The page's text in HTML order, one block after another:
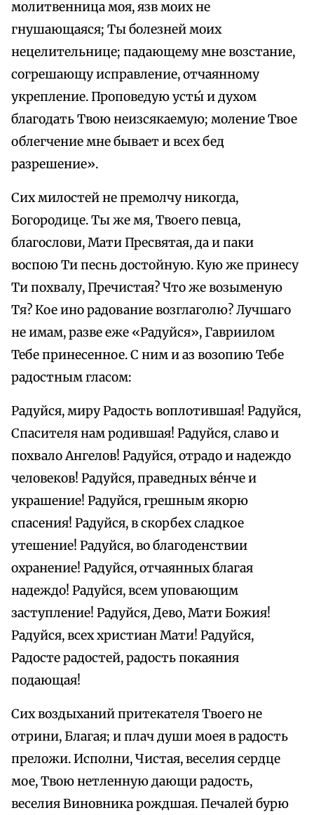
молитвенница моя, язв моих не
гнушающаяся; Ты болезней моих
нецелительнице; падающему мне возстание,
согрешающу исправление, отчаянному
укрепление. Проповедую усты́ и духом
благодать Твою неизсякаемую; моление Твое
облегчение мне бывает и всех бед
разрешение».
Сих милостей не премолчу никогда,
Богородице. Ты же мя, Твоего певца,
благослови, Мати Пресвятая, да и паки
воспою Ти песнь достойную. Кую же принесу
Ти похвалу, Пречистая? Что же возыменую
Тя? Кое ино радование возглаголю? Лучшаго
не имам, разве еже «Радуйся», Гавриилом
Тебе принесенное. С ним и аз возопию Тебе
радостным гласом:
Радуйся, миру Радость воплотившая! Радуйся,
Спасителя нам родившая! Радуйся, славо и
похвало Ангелов! Радуйся, отрадо и надеждо
человеков! Радуйся, праведных ве́нче и
украшение! Радуйся, грешным якорю
спасения! Радуйся, в скорбех сладкое
утешение! Радуйся, во благоденствии
охранение! Радуйся, отчаянных благая
надеждо! Радуйся, всем уповающим
заступление! Радуйся, Дево, Мати Божия!
Радуйся, всех христиан Мати! Радуйся,
Радосте радостей, радость покаяния
подающая!
Сих воздыханий притекателя Твоего не
отрини, Благая; и плач души моея в радость
преложи. Исполни, Чистая, веселия сердце
мое, Твою нетленную дающи радость,
веселия Виновника рождшая. Печалей бурю